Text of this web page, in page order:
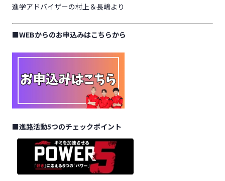
進学アドバイザーの村上＆長嶋より
■WEBからのお申込みはこちらから
■進路活動5つのチェックポイント